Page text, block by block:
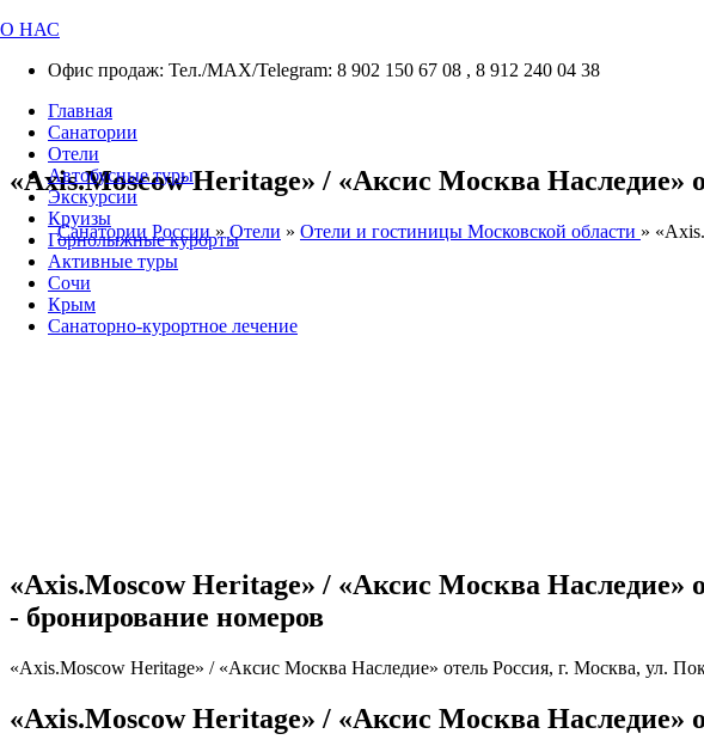
О НАС
Офис продаж: Тел./МАХ/Telegram: 8 902 150 67 08 , 8 912 240 04 38
Главная
Санатории
Отели
Автобусные туры
Экскурсии
Круизы
Горнолыжные курорты
Активные туры
Сочи
Крым
Санаторно-курортное лечение
«Axis.Moscow Heritage» / «Аксис Москва Наследие»
Санатории России » Отели » Отели и гостиницы Московской области »
«Axis.Moscow Heritage» / «Аксис Москва Наследие»
- бронирование номеров
«Axis.Moscow Heritage» / «Аксис Москва Наследие» отель Россия, г. Москва, ул.
«Axis.Moscow Heritage» / «Аксис Москва Наследие»